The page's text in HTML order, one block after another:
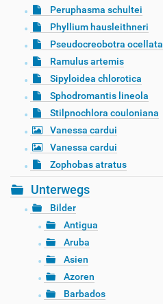
Peruphasma schultei
Phyllium hausleithneri
Pseudocreobotra ocellata
Ramulus artemis
Sipyloidea chlorotica
Sphodromantis lineola
Stilpnochlora couloniana
Vanessa cardui
Vanessa cardui
Zophobas atratus
Unterwegs
Bilder
Antigua
Aruba
Asien
Azoren
Barbados